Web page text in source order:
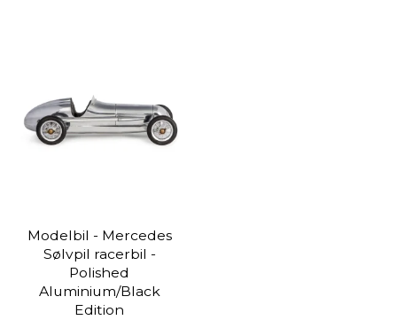
Modelbil - Mercedes
Sølvpil racerbil -
Polished
Aluminium/Black
Edition